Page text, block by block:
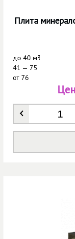
Плита
до 40 м3
41 — 75
от76